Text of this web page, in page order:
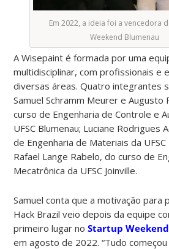
Em 2022, a ideia foi a vencedora
Weekend Blumenau
A Wisepaint é formada por uma
multidisciplinar, com profissionais e
diversas áreas. Quatro integrantes
Samuel Schramm Meurer e Augusto
curso de Engenharia de Controle e
UFSC Blumenau; Luciane Rodrigues
de Engenharia de Materiais da UFSC
Rafael Lange Rabelo, do curso de
Mecatrônica da UFSC Joinville.
Samuel conta que a motivação para
Hack Brazil veio depois da equipe
primeiro lugar noStartup
em agosto de 2022. “Tudo começou